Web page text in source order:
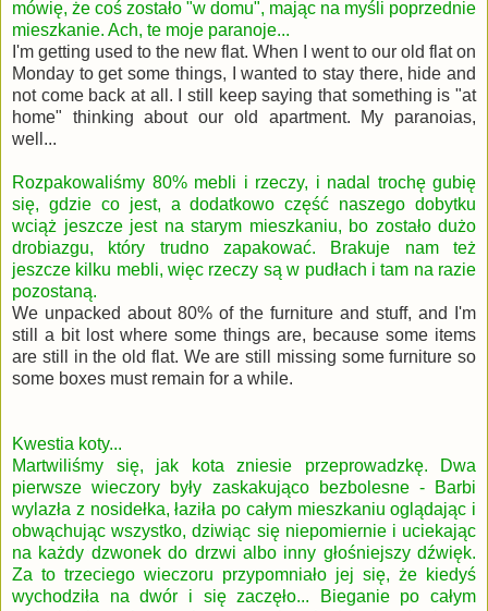
mówię, że coś zostało "w domu", mając na myśli poprzednie
mieszkanie. Ach, te moje paranoje...
I'm getting used to the new flat. When I went to our old flat on
Monday to get some things, I wanted to stay there, hide and
not come back at all. I still keep saying that something is "at
home" thinking about our old apartment. My paranoias,
well...
Rozpakowaliśmy 80% mebli i rzeczy, i nadal trochę gubię
się, gdzie co jest, a dodatkowo część naszego dobytku
wciąż jeszcze jest na starym mieszkaniu, bo zostało dużo
drobiazgu, który trudno zapakować. Brakuje nam też
jeszcze kilku mebli, więc rzeczy są w pudłach i tam na razie
pozostaną.
We unpacked about 80% of the furniture and stuff, and I'm
still a bit lost where some things are, because some items
are still in the old flat. We are still missing some furniture so
some boxes must remain for a while.
Kwestia koty...
Martwiliśmy się, jak kota zniesie przeprowadzkę. Dwa
pierwsze wieczory były zaskakująco bezbolesne - Barbi
wylazła z nosidełka, łaziła po całym mieszkaniu oglądając i
obwąchując wszystko, dziwiąc się niepomiernie i uciekając
na każdy dzwonek do drzwi albo inny głośniejszy dźwięk.
Za to trzeciego wieczoru przypomniało jej się, że kiedyś
wychodziła na dwór i się zaczęło... Bieganie po całym